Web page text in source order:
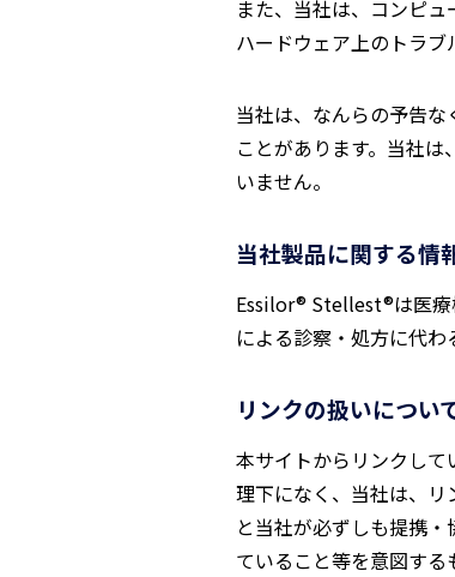
また、当社は、コンピ
ハードウェア上のトラブ
当社は、なんらの予告
ことがあります。当社
いません。
当社製品に関する情
Essilor® Stellest®は医療
による診察・処方に代
リンクの扱いについ
本サイトからリンクし
理下になく、当社は、
と当社が必ずしも提携
ていること等を意図す